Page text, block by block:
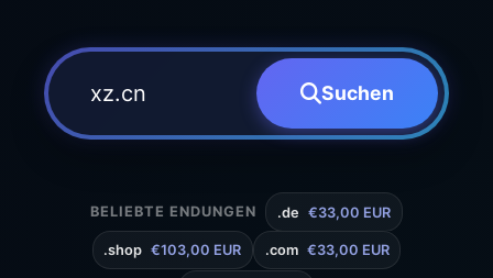
Suchen
BELIEBTE ENDUNGEN .de €33,00 EUR
.shop €103,00 EUR .com €33,00 EUR